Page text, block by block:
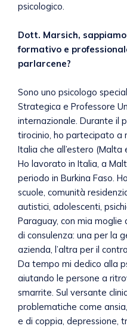
psicologico.
Dott. Marsich,
formativo e
parlarcene?
Sono uno psicologo
Strategica e Professore
internazionale. Durante il
tirocinio, ho partecipato
Italia che all’estero (Malta
Ho lavorato in Italia, a
periodo in Burkina Faso.
scuole, comunità
autistici, adolescenti,
Paraguay, con mia
di consulenza: una per la
azienda, l’altra per il
Da tempo mi dedico alla
aiutando le persone a
smarrite. Sul versante
problematiche come
e di coppia, depressione,